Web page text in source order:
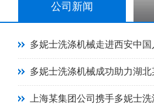
公司新闻
多妮士洗涤机械走进西安中
多妮士洗涤机械成功助力湖
上海某集团公司携手多妮士